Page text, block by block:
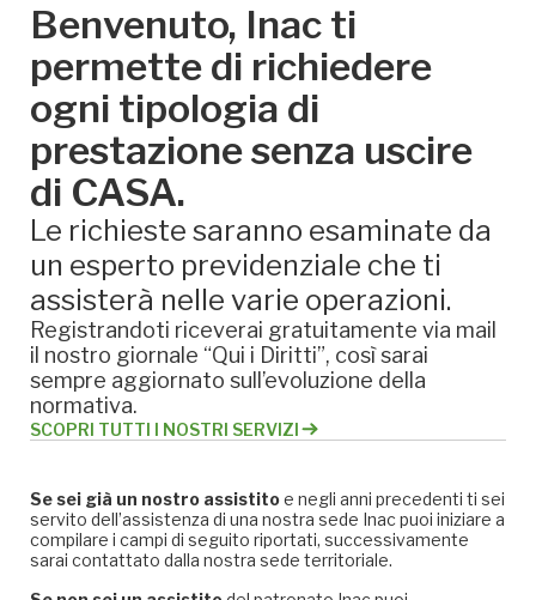
Benvenuto, Inac ti
permette di richiedere
ogni tipologia di
prestazione senza uscire
di CASA.
Le richieste saranno esaminate da
un esperto previdenziale che ti
assisterà nelle varie operazioni.
Registrandoti riceverai gratuitamente via mail
il nostro giornale “Qui i Diritti”, così sarai
sempre aggiornato sull’evoluzione della
normativa.
SCOPRI TUTTI I NOSTRI SERVIZI
Se sei già un nostro assistitoe negli anni precedenti ti sei
servito dell’assistenza di una nostra sede Inac puoi iniziare a
compilare i campi di seguito riportati, successivamente
sarai contattato dalla nostra sede territoriale.